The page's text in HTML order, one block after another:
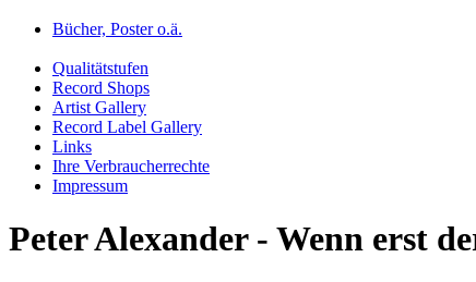
Bücher, Poster o.ä.
Qualitätstufen
Record Shops
Artist Gallery
Record Label Gallery
Links
Ihre Verbraucherrechte
Impressum
Peter Alexander - Wenn erst